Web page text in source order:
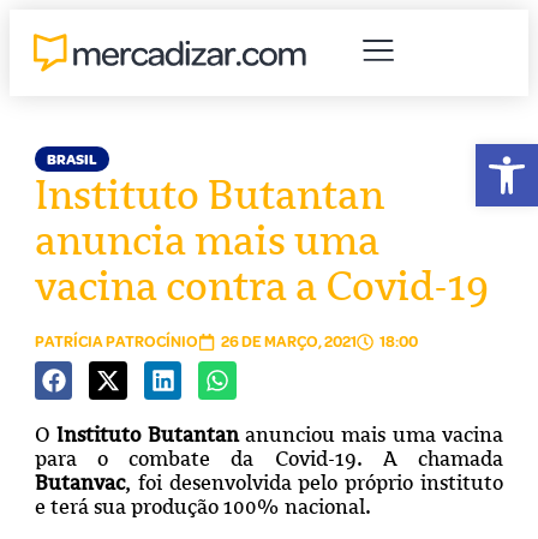
BRASIL
Instituto Butantan
anuncia mais uma
vacina contra a Covid-19
PATRÍCIA PATROCÍNIO 26 DE MARÇO, 2021 18:00
OInstituto Butantananunciou mais uma vacina
para o combate da Covid-19. A chamada
Butanvac, foi desenvolvida pelo próprio instituto
e terá sua produção 100% nacional.